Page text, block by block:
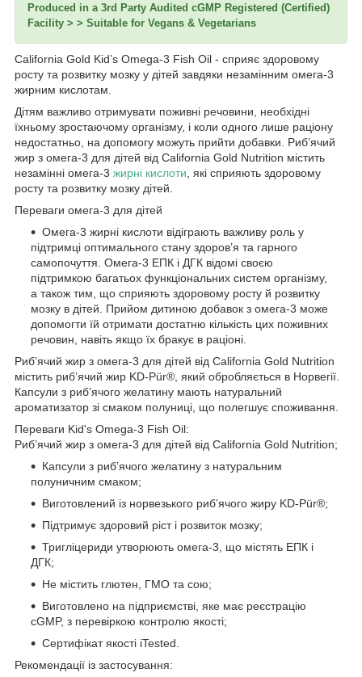
Produced in a 3rd Party Audited cGMP Registered (Certified)
Facility > > Suitable for Vegans & Vegetarians
California Gold Kid’s Omega-3 Fish Oil - сприяє здоровому
росту та розвитку мозку у дітей завдяки незамінним омега-3
жирним кислотам.
Дітям важливо отримувати поживні речовини, необхідні
їхньому зростаючому організму, і коли одного лише раціону
недостатньо, на допомогу можуть прийти добавки. Риб’ячий
жир з омега-3 для дітей від California Gold Nutrition містить
незамінні омега-3 жирні кислоти , які сприяють здоровому
росту та розвитку мозку дітей.
Переваги омега-3 для дітей
Омега-3 жирні кислоти відіграють важливу роль у
підтримці оптимального стану здоров’я та гарного
самопочуття. Омега-3 ЕПК і ДГК відомі своєю
підтримкою багатьох функціональних систем організму,
а також тим, що сприяють здоровому росту й розвитку
мозку в дітей. Прийом дитиною добавок з омега-3 може
допомогти їй отримати достатню кількість цих поживних
речовин, навіть якщо їх бракує в раціоні.
Риб’ячий жир з омега-3 для дітей від California Gold Nutrition
містить риб’ячий жир KD-Pür®, який обробляється в Норвегії.
Капсули з риб’ячого желатину мають натуральний
ароматизатор зі смаком полуниці, що полегшує споживання.
Переваги Kid's Omega-3 Fish Oil:
Риб’ячий жир з омега-3 для дітей від California Gold Nutrition;
Капсули з риб’ячого желатину з натуральним
полуничним смаком;
Виготовлений із норвезького риб’ячого жиру KD-Pür®;
Підтримує здоровий ріст і розвиток мозку;
Тригліцериди утворюють омега-3, що містять ЕПК і
ДГК;
Не містить глютен, ГМО та сою;
Виготовлено на підприємстві, яке має реєстрацію
cGMP, з перевіркою контролю якості;
Сертифікат якості iTested.
Рекомендації із застосування: